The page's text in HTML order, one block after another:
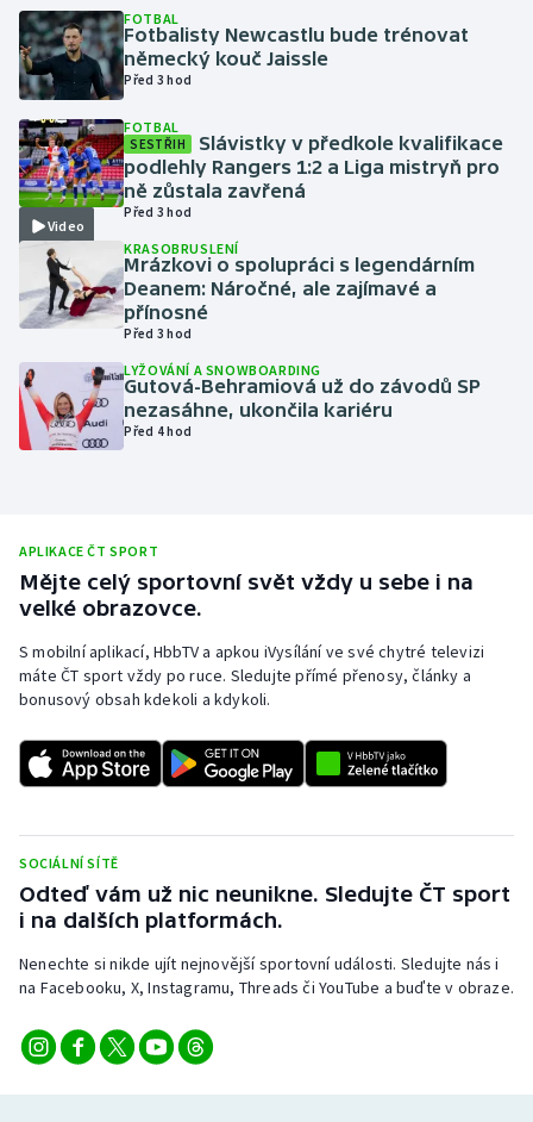
Lyže a snowboard
Moderní pětiboj
Motorsport
Olympijské hry
Parasport
Plavání
Plážový volejbal
Ragby
Short track
Sportovní střelba
Stolní tenis
Triatlon
Veslování
Vodní slalom
Volejbal
FOTBAL
Fotbalisty Newcastlu bude trénovat
německý kouč Jaissle
Před 3 hod
Video
FOTBAL
SESTŘIH
Slávistky v předkole kvalifikace
podlehly Rangers 1:2 a Liga mistryň pro
ně zůstala zavřená
Před 3 hod
KRASOBRUSLENÍ
Mrázkovi o spolupráci s legendárním
Deanem: Náročné, ale zajímavé a
přínosné
Před 3 hod
LYŽOVÁNÍ A SNOWBOARDING
Gutová-Behramiová už do závodů SP
nezasáhne, ukončila kariéru
Před 4 hod
APLIKACE ČT SPORT
Mějte celý sportovní svět vždy u sebe i na
velké obrazovce.
S mobilní aplikací, HbbTV a apkou iVysílání ve své chytré televizi
máte ČT sport vždy po ruce. Sledujte přímé přenosy, články a
bonusový obsah kdekoli a kdykoli.
SOCIÁLNÍ SÍTĚ
Odteď vám už nic neunikne. Sledujte ČT sport
i na dalších platformách.
Nenechte si nikde ujít nejnovější sportovní události. Sledujte nás i
na Facebooku, X, Instagramu, Threads či YouTube a buďte v obraze.